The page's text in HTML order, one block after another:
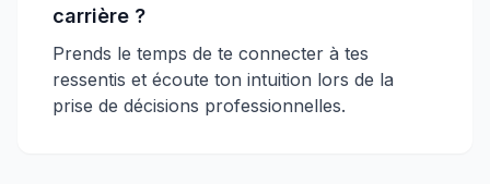
carrière ?
Prends le temps de te connecter à tes
ressentis et écoute ton intuition lors de la
prise de décisions professionnelles.